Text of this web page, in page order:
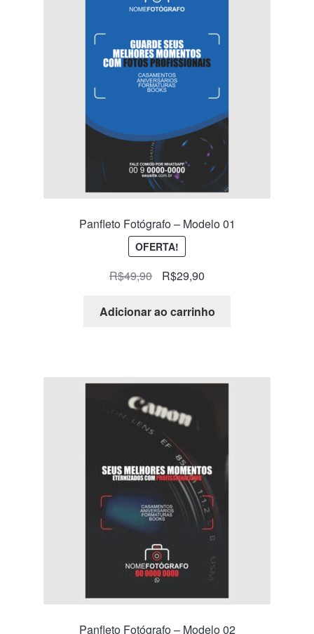
Panfleto Fotógrafo – Modelo 01
OFERTA!
R$49,90 R$29,90
Adicionar ao carrinho
Panfleto Fotógrafo – Modelo 02